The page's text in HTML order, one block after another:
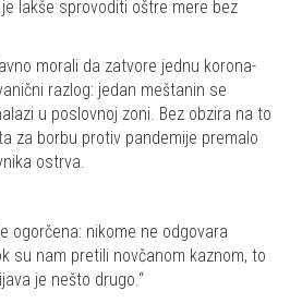
lakše sprovoditi oštre mere bez
morali da zatvore jednu korona-
razlog: jedan meštanin se
u poslovnoj zoni. Bez obzira na to
za borbu protiv pandemije premalo
ostrva.
ogorčena: nikome ne odgovara
su nam pretili novčanom kaznom, to
je nešto drugo.“